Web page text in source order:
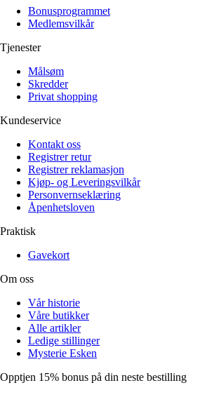
Bonusprogrammet
Medlemsvilkår
Tjenester
Målsøm
Skredder
Privat shopping
Kundeservice
Kontakt oss
Registrer retur
Registrer reklamasjon
Kjøp- og Leveringsvilkår
Personvernseklæring
Åpenhetsloven
Praktisk
Gavekort
Om oss
Vår historie
Våre butikker
Alle artikler
Ledige stillinger
Mysterie Esken
Opptjen 15% bonus på din neste bestilling